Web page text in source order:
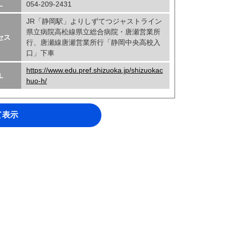
054-209-2431
ス
JR「静岡駅」よりしずてつジャストライン
県立病院高松線県立総合病院・唐瀬営業所
行、唐瀬線唐瀬営業所行「静岡中央高校入
口」下車
https://www.edu.pref.shizuoka.jp/shizuokac
huo-h/
表示